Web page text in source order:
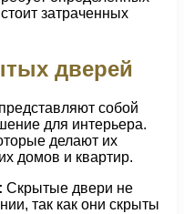
затраченных
дверей
собой
для интерьера.
делают их
домов и квартир.
Скрытые двери не
так как они скрыты